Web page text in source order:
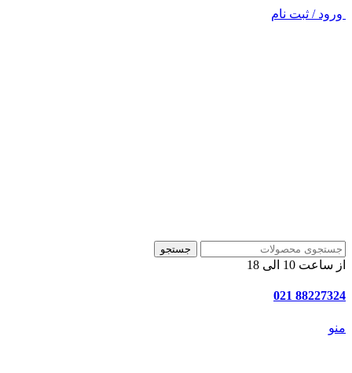
ورود / ثبت نام
جستجو
از ساعت 10 الی 18
88227324 021
منو